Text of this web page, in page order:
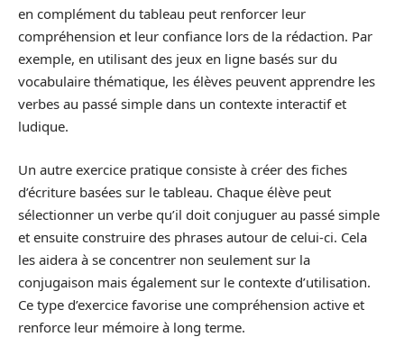
en complément du tableau peut renforcer leur
compréhension et leur confiance lors de la rédaction. Par
exemple, en utilisant des jeux en ligne basés sur du
vocabulaire thématique, les élèves peuvent apprendre les
verbes au passé simple dans un contexte interactif et
ludique.
Un autre exercice pratique consiste à créer des fiches
d’écriture basées sur le tableau. Chaque élève peut
sélectionner un verbe qu’il doit conjuguer au passé simple
et ensuite construire des phrases autour de celui-ci. Cela
les aidera à se concentrer non seulement sur la
conjugaison mais également sur le contexte d’utilisation.
Ce type d’exercice favorise une compréhension active et
renforce leur mémoire à long terme.